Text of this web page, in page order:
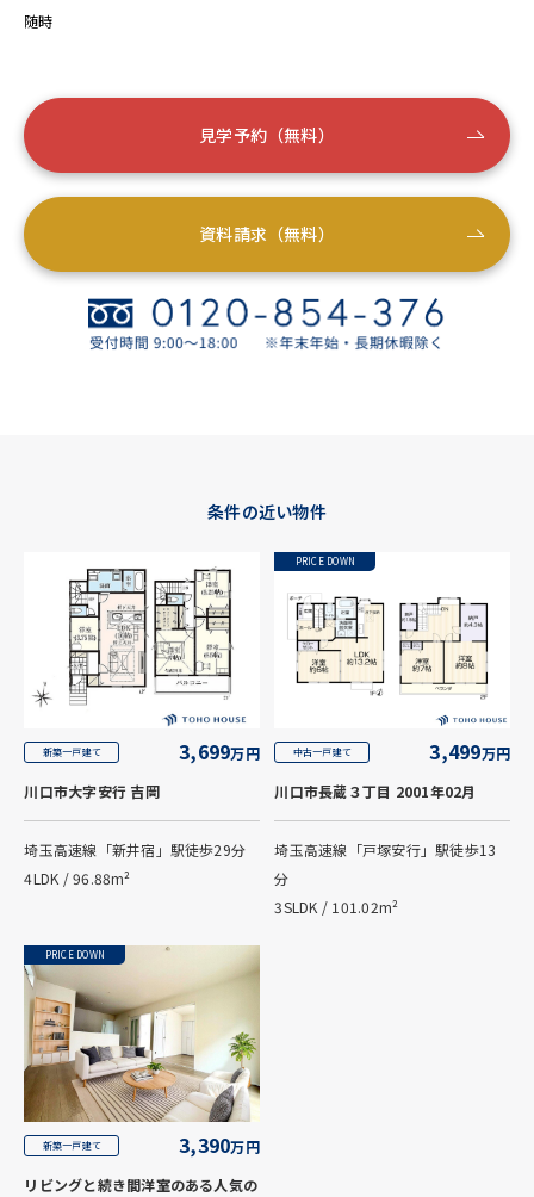
随時
見学予約（無料）
資料請求（無料）
条件の近い物件
新築一戸建て 3,699万円
川口市大字安行 吉岡
埼玉高速線「新井宿」駅徒歩29分
4LDK / 96.88m²
PRICE DOWN
中古一戸建て 3,499万円
川口市長蔵３丁目 2001年02月
埼玉高速線「戸塚安行」駅徒歩13
分
3SLDK / 101.02m²
PRICE DOWN
新築一戸建て 3,390万円
リビングと続き間洋室のある人気の